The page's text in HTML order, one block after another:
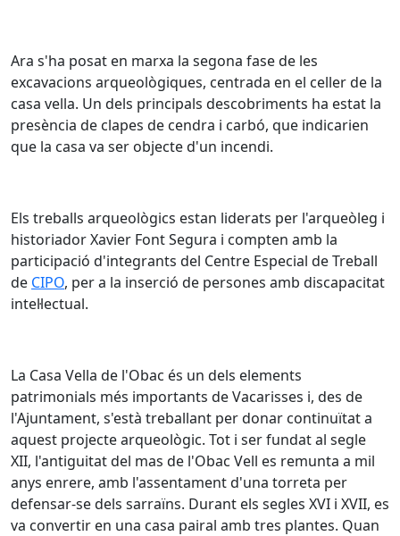
Ara s'ha posat en marxa la segona fase de les
excavacions arqueològiques, centrada en el celler de la
casa vella. Un dels principals descobriments ha estat la
presència de clapes de cendra i carbó, que indicarien
que la casa va ser objecte d'un incendi.
Els treballs arqueològics estan liderats per l'arqueòleg i
historiador Xavier Font Segura i compten amb la
participació d'integrants del Centre Especial de Treball
de CIPO, per a la inserció de persones amb discapacitat
intel·lectual.
La Casa Vella de l'Obac és un dels elements
patrimonials més importants de Vacarisses i, des de
l'Ajuntament, s'està treballant per donar continuïtat a
aquest projecte arqueològic. Tot i ser fundat al segle
XII, l'antiguitat del mas de l'Obac Vell es remunta a mil
anys enrere, amb l'assentament d'una torreta per
defensar-se dels sarraïns. Durant els segles XVI i XVII, es
va convertir en una casa pairal amb tres plantes. Quan